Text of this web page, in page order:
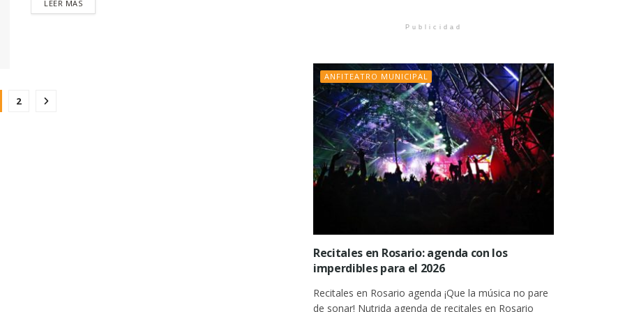
LEER MASDETAILS
2
Publicidad
ANFITEATRO MUNICIPAL
Recitales en Rosario: agenda con los
imperdibles para el 2026
Recitales en Rosario agenda ¡Que la música no pare
de sonar! Nutrida agenda de recitales en Rosario